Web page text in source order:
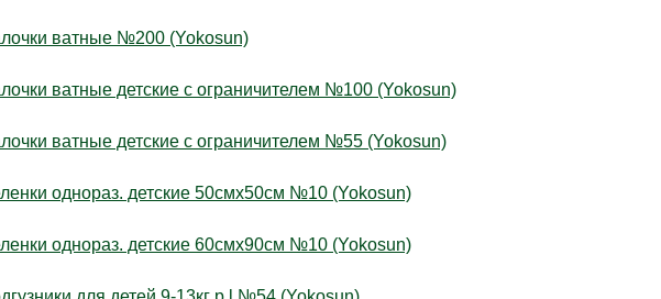
ватные №200 (Yokosun)
ватные детские с ограничителем №100 (Yokosun)
ватные детские с ограничителем №55 (Yokosun)
однораз. детские 50смх50см №10 (Yokosun)
однораз. детские 60смх90см №10 (Yokosun)